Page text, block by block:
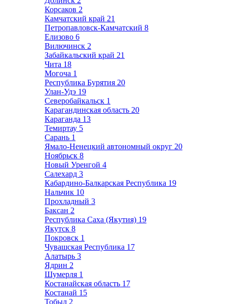
Корсаков 2
Камчатский край 21
Петропавловск-Камчатский 8
Елизово 6
Вилючинск 2
Забайкальский край 21
Чита 18
Могоча 1
Республика Бурятия 20
Улан-Удэ 19
Северобайкальск 1
Карагандинская область 20
Караганда 13
Темиртау 5
Сарань 1
Ямало-Ненецкий автономный округ 20
Ноябрьск 8
Новый Уренгой 4
Салехард 3
Кабардино-Балкарская Республика 19
Нальчик 10
Прохладный 3
Баксан 2
Республика Саха (Якутия) 19
Якутск 8
Покровск 1
Чувашская Республика 17
Алатырь 3
Ядрин 2
Шумерля 1
Костанайская область 17
Костанай 15
Тобыл 2